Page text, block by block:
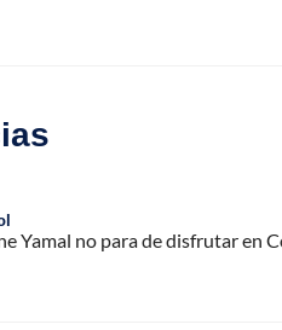
Yamal no para de disfrutar en